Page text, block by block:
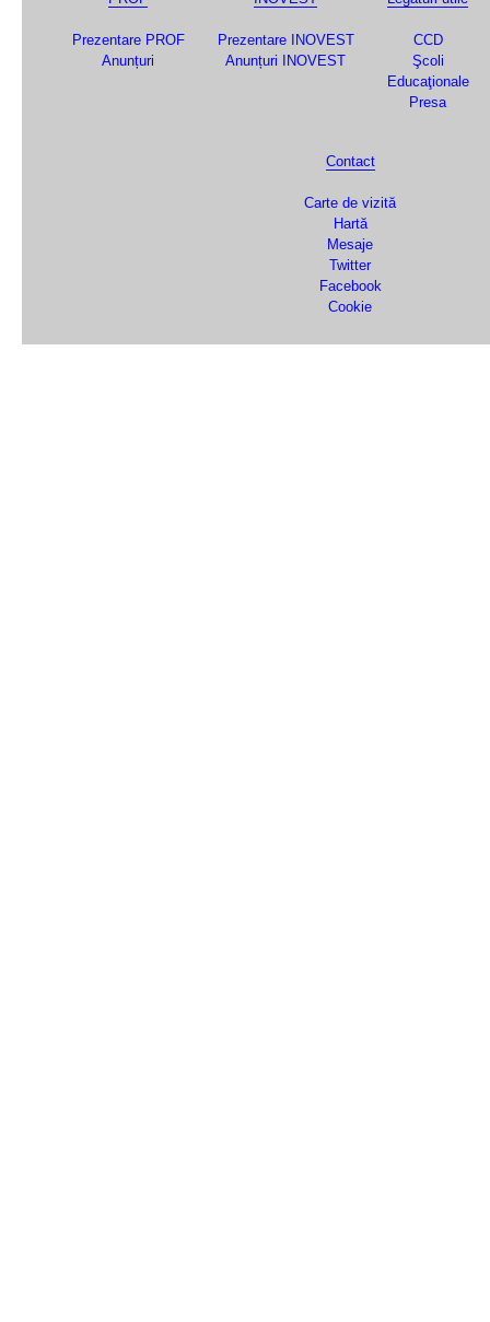
Prezentare PROF
Anunțuri
Prezentare INOVEST
Anunțuri INOVEST
CCD
Şcoli
Educaţionale
Presa
Contact
Carte de vizită
Hartă
Mesaje
Twitter
Facebook
Cookie